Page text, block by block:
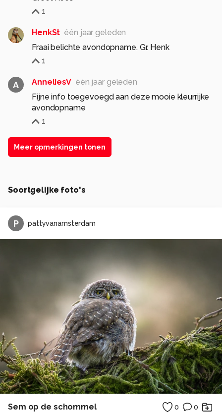
1
HenkSt één jaar geleden
Fraai belichte avondopname. Gr. Henk
1
A AnneliesV één jaar geleden
Fijne info toegevoegd aan deze mooie kleurrijke
avondopname
1
Meer opmerkingen tonen
Soortgelijke foto's
P pattyvanamsterdam
Sem op de schommel 0 0